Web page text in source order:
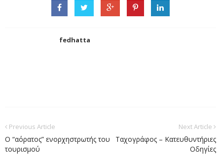
fedhatta
Previous Article
Ο “αόρατος” ενορχηστρωτής του
τουρισμού
Next Article
Ταχογράφος – Κατευθυντήριες
Οδηγίες